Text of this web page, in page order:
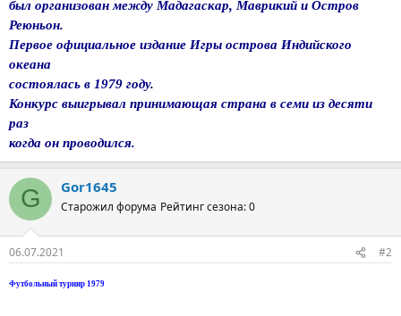
был организован между Мадагаскар, Маврикий и Остров
Реюньон.
Первое официальное издание Игры острова Индийского
океана
состоялась в 1979 году.
Конкурс выигрывал принимающая страна в семи из десяти
раз
когда он проводился.
G Gor1645
Старожил форума Рейтинг сезона: 0
06.07.2021 #2
Футбольный турнир 1979